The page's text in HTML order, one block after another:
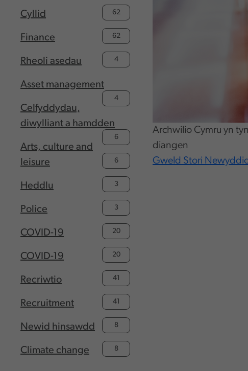
Cyllid 62
Finance 62
Rheoli asedau 4
Asset management
4
Celfyddydau,
diwylliant a hamdden
6
Arts, culture and
leisure
6
Heddlu 3
Police 3
COVID-19 20
COVID-19 20
Recriwtio 41
Recruitment 41
Newid hinsawdd 8
Climate change 8
Archwilio Cymru yn
diangen
Gweld Stori